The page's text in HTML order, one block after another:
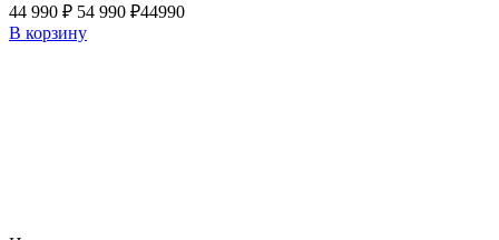
44 990 ₽ 54 990 ₽44990
В корзину